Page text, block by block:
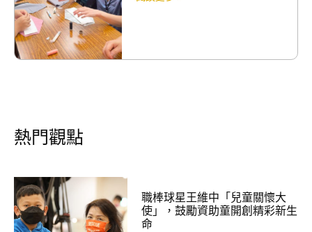
熱門觀點
職棒球星王維中「兒童關懷大
使」，鼓勵資助童開創精彩新生
命